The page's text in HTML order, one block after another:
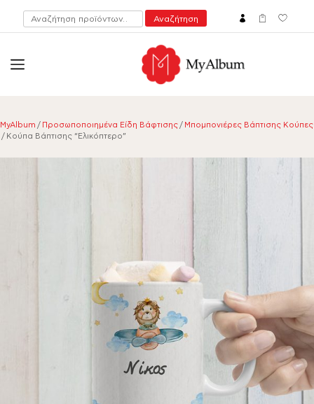
Αναζήτηση
για:
Αναζήτηση
open
MyAlbum / Προσωποποιημένα Είδη Βάφτισης / Μπομπονιέρες Βάπτισης Κούπες
/ Κούπα Βάπτισης “Ελικόπτερο”